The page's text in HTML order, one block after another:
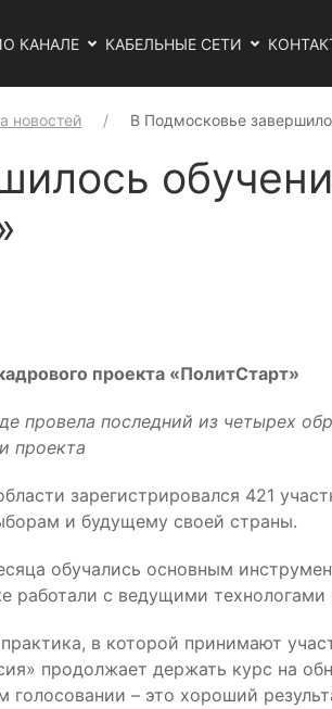
О КАНАЛЕ КАБЕЛЬНЫЕ СЕТИ
новостей В Подмосковье
проекта «ПолитСтарт»
провела последний из четырех
проекта
зарегистрировался 421
и будущему своей страны.
обучались основным
с ведущими технологами
в которой принимают
продолжает держать курс на
– это хороший